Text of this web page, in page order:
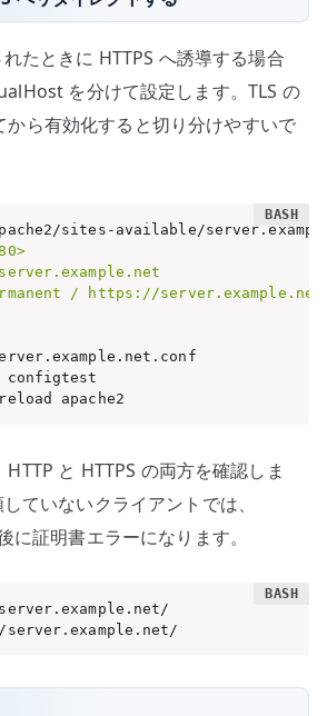
たときに HTTPS へ誘導する場合
を分けて設定します。TLS の
から有効化すると切り分けやすいで
sites-available/
/ https://
apache2
と HTTPS の両方を確認しま
ていないクライアントでは、
に証明書エラーになります。